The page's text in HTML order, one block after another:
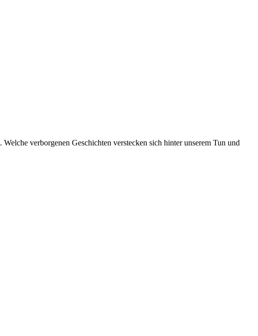
verborgenen Geschichten verstecken sich hinter unserem Tun und